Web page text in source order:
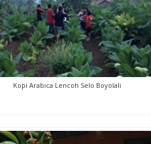
Kopi Arabica Lencoh Selo Boyolali